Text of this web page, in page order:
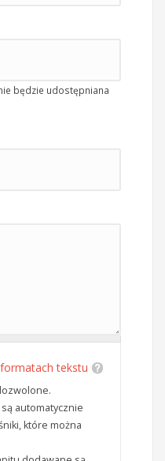
będzie udostępniana
tekstu
automatycznie
które można